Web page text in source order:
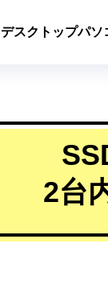
デスクトップパソ
2台